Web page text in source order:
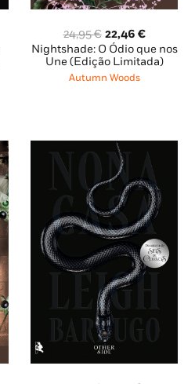
24,95€ O
preço
original
era:
22,46 €O
preço
atual
Nightshade: O Ódio que nos
Une (Edição Limitada)
Autumn Woods